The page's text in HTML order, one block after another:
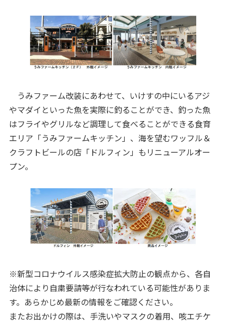
うみファーム改装にあわせて、いけすの中にいるアジ
やマダイといった魚を実際に釣ることができ、釣った魚
はフライやグリルなど調理して食べることができる食育
エリア「うみファームキッチン」、海を望むワッフル＆
クラフトビールの店「ドルフィン」もリニューアルオー
プン。
※新型コロナウイルス感染症拡大防止の観点から、各自
治体により自粛要請等が行なわれている可能性がありま
す。あらかじめ最新の情報をご確認ください。
またお出かけの際は、手洗いやマスクの着用、咳エチケ